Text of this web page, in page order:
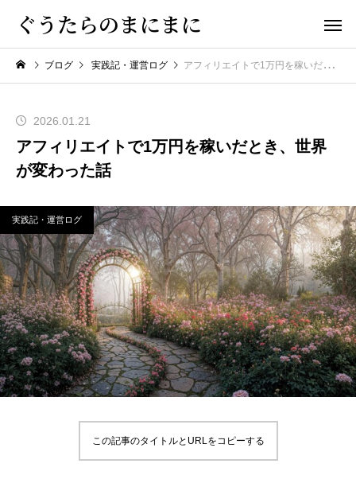
ぐうたらのまにまに
ブログ 実践記・運営ログ アフィリエイトで1万円を稼いだとき、世界が変わった話
2026.01.21
アフィリエイトで1万円を稼いだとき、世界
が変わった話
実践記・運営ログ
この記事のタイトルとURLをコピーする